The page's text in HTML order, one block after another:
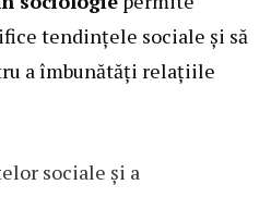
tendințele sociale și să
a îmbunătăți relațiile
sociale și a